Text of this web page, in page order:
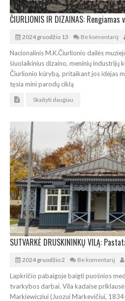
2024 gruodžio 13 Be komentarų
Nacionalinis M.K.Čiurlionio dailės
šiuolaikinius dizaino, meninių industrijų
Čiurlionio kūrybą, pritaikant jos idėjas
tęsia mini parodų ciklą
Skaityti daugiau
2024 gruodžio 2 Be komentarų
Lapkričio pabaigoje baigti puošnios
tvarkybos darbai. Vila kadaise
Markiewicziui (Juozui Markevičiui,